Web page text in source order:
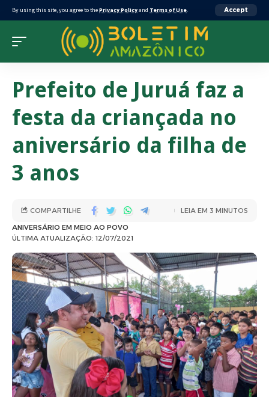
By using this site, you agree to thePrivacy Policyand Terms of Use. Accept
Prefeito de Juruá faz a
festa da criançada no
aniversário da filha de
3 anos
ÚLTIMA ATUALIZAÇÃO: 12/07/2021
ANIVERSÁRIO EM MEIO AO POVO
COMPARTILHE LEIA EM 3 MINUTOS